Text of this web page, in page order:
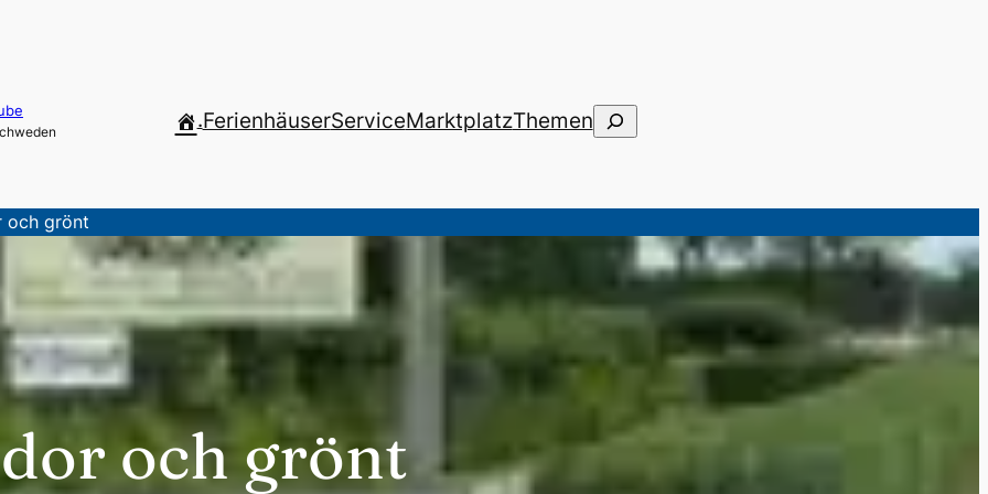
.FerienhäuserServiceMarktplatzThemenSuchen
och grönt
och grönt